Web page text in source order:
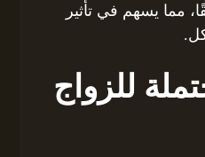
مما يسهم في تأثير
للزواج